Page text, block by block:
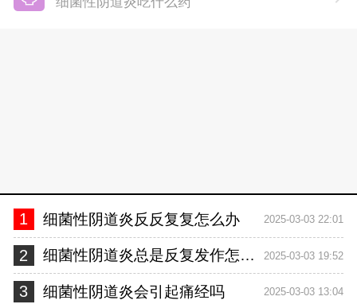
1 细菌性阴道炎反反复复怎么办 2025-03-03 22:01
2 细菌性阴道炎总是反复发作怎么办 2025-03-03 19:52
3 细菌性阴道炎会引起痛经吗 2025-03-03 13:04